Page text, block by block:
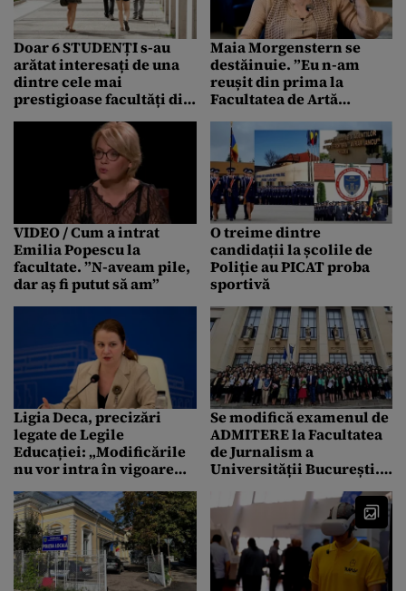
Doar 6 STUDENȚI s-au
arătat interesați de una
dintre cele mai
prestigioase facultăți din
remunerată cu 5.000 de
euro/lunar
Maia Morgenstern se
destăinuie. ”Eu n-am
reușit din prima la
Facultatea de Artă
Cinematografică”
VIDEO / Cum a intrat
Emilia Popescu la
facultate. ”N-aveam pile,
dar aș fi putut să am”
O treime dintre
candidații la școlile de
Poliție au PICAT proba
sportivă
Ligia Deca, precizări
legate de Legile
Educației: „Modificările
nu vor intra în vigoare
Se modifică examenul de
ADMITERE la Facultatea
de Jurnalism a
Universității București.